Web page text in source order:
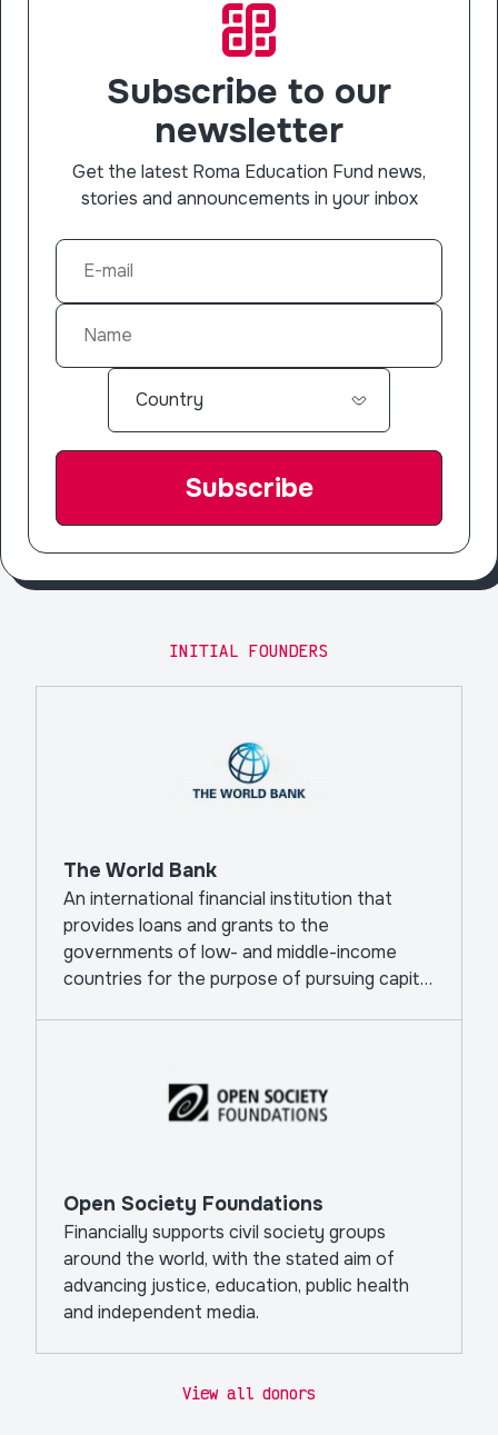
Subscribe to our
newsletter
Get the latest Roma Education Fund news,
stories and announcements in your inbox
INITIAL FOUNDERS
The World Bank
An international financial institution that
provides loans and grants to the
governments of low- and middle-income
countries for the purpose of pursuing capital
Open Society Foundations
Financially supports civil society groups
around the world, with the stated aim of
advancing justice, education, public health
and independent media.
View all donors